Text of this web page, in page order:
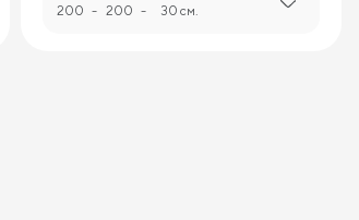
200 - 200 - 30 см.